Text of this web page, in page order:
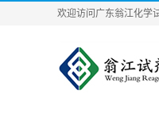
欢迎访问广东翁江化学